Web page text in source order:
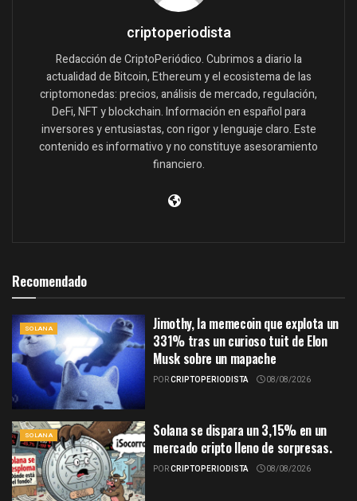
criptoperiodista
Redacción de CriptoPeriódico. Cubrimos a diario la
actualidad de Bitcoin, Ethereum y el ecosistema de las
criptomonedas: precios, análisis de mercado, regulación,
DeFi, NFT y blockchain. Información en español para
inversores y entusiastas, con rigor y lenguaje claro. Este
contenido es informativo y no constituye asesoramiento
financiero.
Recomendado
SOLANA
Jimothy, la memecoin que explota un
331% tras un curioso tuit de Elon
Musk sobre un mapache
PORCRIPTOPERIODISTA 08/08/2026
SOLANA
Solana se dispara un 3,15% en un
mercado cripto lleno de sorpresas.
PORCRIPTOPERIODISTA 08/08/2026